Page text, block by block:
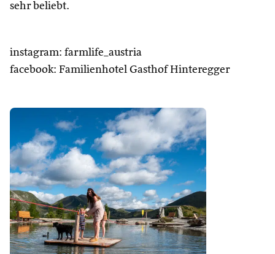
sehr beliebt.
instagram: farmlife_austria
facebook: Familienhotel Gasthof Hinteregger